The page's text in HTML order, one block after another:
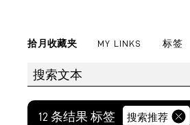
拾月收藏夹 MY LINKS 标签
12 条结果 标签 搜索推荐